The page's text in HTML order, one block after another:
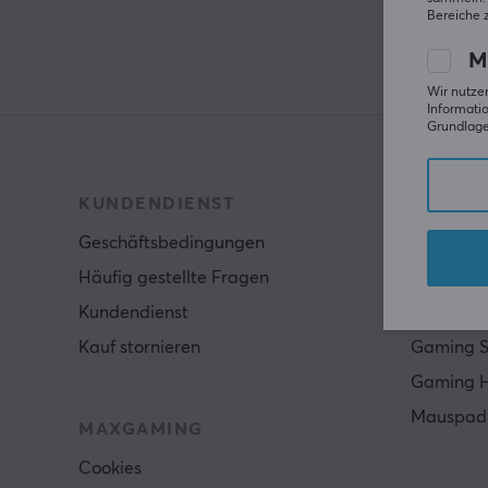
KUNDENDIENST
Geschäftsbedingungen
Häufig gestellte Fragen
Kundendienst
Kauf stornieren
MAXGAMING
Cookies
Gaming
Gaming
Mauspad
Bereiche
Wir